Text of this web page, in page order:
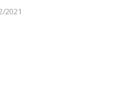
2021